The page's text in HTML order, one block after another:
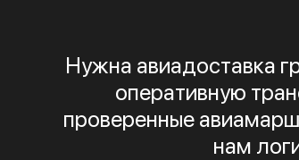
Нужна авиадоставка
оперативную
проверенные
нам